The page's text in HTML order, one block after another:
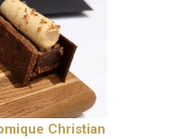
Christian